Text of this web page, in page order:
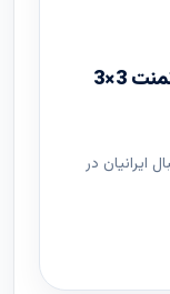
بسکتبال فراتر از مرزها؛ اولین تورنمنت 3×3
تورنمنت 3×3 بسکتبال ایرانیان در